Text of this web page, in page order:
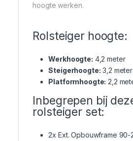
hoogte werken.
Rolsteiger hoogte:
Werkhoogte: 4,2 meter
Steigerhoogte: 3,2 meter
Platformhoogte: 2,2
Inbegrepen bij
rolsteiger set:
2x Ext. Opbouwframe 90-